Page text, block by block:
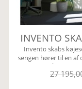
INVENTO
Invento skabs
sengen hører til en af
svaret på den
lukkemekanisme
sikrer en nem og
27